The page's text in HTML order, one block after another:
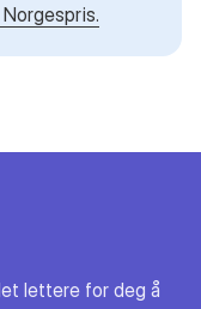
lettere for deg å